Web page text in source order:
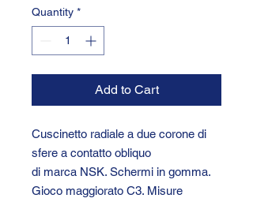
Quantity *
Add to Cart
Cuscinetto radiale a due corone di
sfere a contatto obliquo
di marca NSK. Schermi in gomma.
Gioco maggiorato C3. Misure